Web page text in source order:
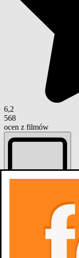
6,2
568
ocen z filmów
Listy